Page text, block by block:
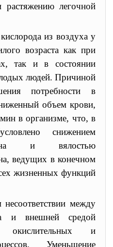
растяжению легочной
из воздуха у
возраста как при
так и в состоянии
людей. Причиной
потребности в
объем крови,
в организме, что, в
снижением
и вялостью
ведущих в конечном
жизненных функций
между
и внешней средой
окислительных и
Уменьшение